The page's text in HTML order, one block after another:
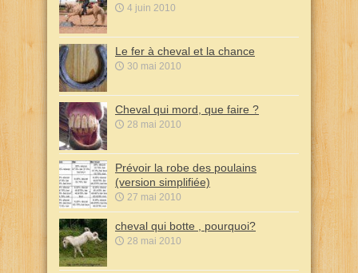
4 juin 2010
Le fer à cheval et la chance
30 mai 2010
Cheval qui mord, que faire ?
28 mai 2010
Prévoir la robe des poulains
(version simplifiée)
27 mai 2010
cheval qui botte , pourquoi?
28 mai 2010